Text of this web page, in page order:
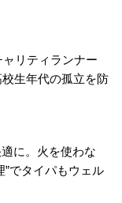
リティランナー
生年代の孤立を防
に。火を使わな
”でタイパもウェル